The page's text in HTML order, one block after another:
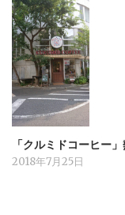
「クルミドコーヒー
2018年7月25日